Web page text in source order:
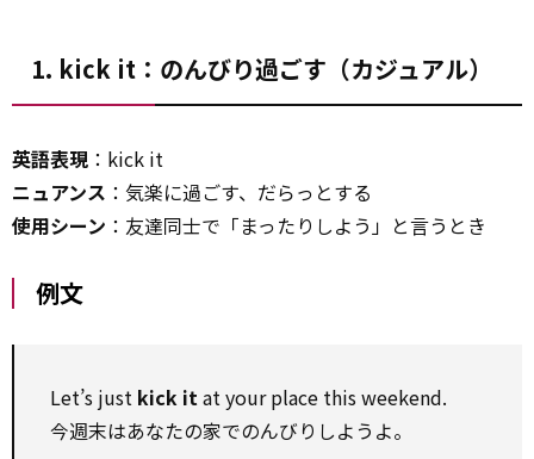
1. kick it：のんびり過ごす（カジュアル）
英語表現 ：kick it
ニュアンス ：気楽に過ごす、だらっとする
使用シーン ：友達同士で「まったりしよう」と言うとき
例文
Let’s just kick it at your place this weekend.
今週末はあなたの家でのんびりしようよ。